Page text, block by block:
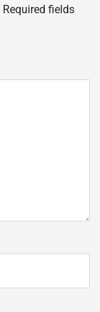
Required fields